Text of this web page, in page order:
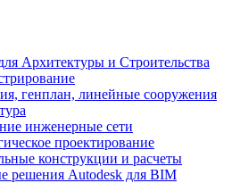
Архитектуры и Строительства
генплан, линейные сооружения
инженерные сети
проектирование
конструкции и расчеты
решения Autodesk для BIM